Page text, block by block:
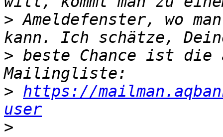
> Ameldefenster, wo
> beste Chance ist die
> https://
user
>